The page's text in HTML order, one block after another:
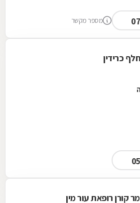
מספר מקשר
כרידין
קורן רופאת עור מין